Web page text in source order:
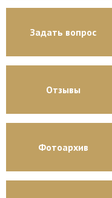
Задать вопрос
Отзывы
Фотоархив